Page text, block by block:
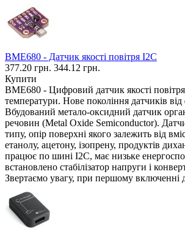
BME680 - Датчик якості повітря I2C
377.20 грн. 344.12 грн.
Купити
BME680 - Цифровий датчик якості повітря,
температури. Нове покоління датчиків
Вбудований метало-оксидний датчик
речовин (Metal Oxide Semiconductor).
типу, опір поверхні якого залежить від
етанолу, ацетону, ізопрену, продуктів
працює по шині I2C, має низьке
встановлено стабілізатор напруги і
Звертаємо увагу, при першому включенні